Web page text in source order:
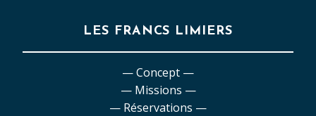
LES FRANCS LIMIERS
— Concept —
— Missions —
— Réservations —